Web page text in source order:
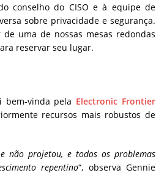
conselho do CISO e à equipe de
sobre privacidade e segurança.
uma de nossas mesas redondas
reservar seu lugar.
bem-vinda pela Electronic Frontier
recursos mais robustos de
não projetou, e todos os problemas
repentino“, observa Gennie